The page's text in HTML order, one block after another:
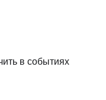
в событиях